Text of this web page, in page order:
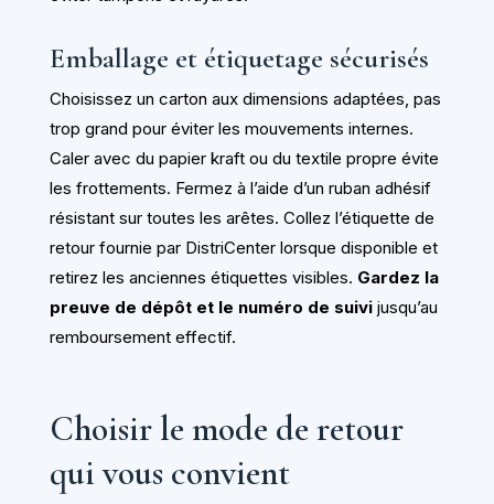
Emballage et étiquetage sécurisés
Choisissez un carton aux dimensions adaptées, pas
trop grand pour éviter les mouvements internes.
Caler avec du papier kraft ou du textile propre évite
les frottements. Fermez à l’aide d’un ruban adhésif
résistant sur toutes les arêtes. Collez l’étiquette de
retour fournie par DistriCenter lorsque disponible et
retirez les anciennes étiquettes visibles. Gardez la
preuve de dépôt et le numéro de suivijusqu’au
remboursement effectif.
Choisir le mode de retour
qui vous convient